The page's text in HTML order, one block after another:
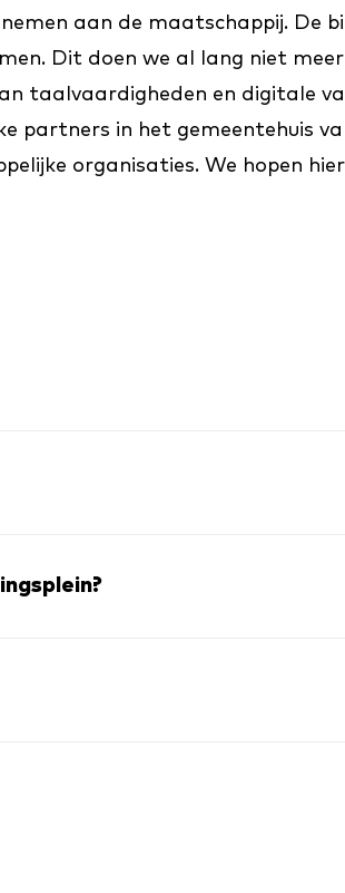
aan de maatschappij. De
Dit doen we al lang niet
taalvaardigheden en digitale
partners in het gemeentehuis
organisaties. We hopen